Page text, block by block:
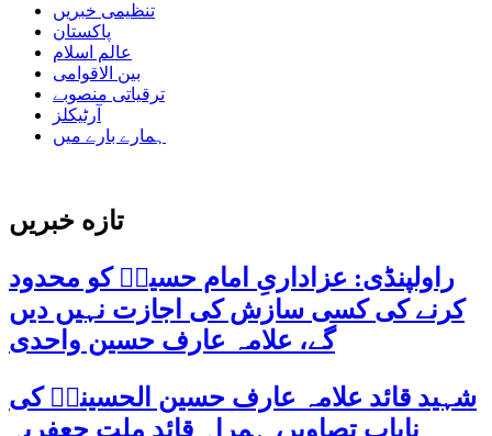
تنظیمی خبریں
پاکستان
عالم اسلام
بین الاقوامی
ترقیاتی منصوبے
آرٹیکلز
ہمارے بارے میں
تازه خبریں
راولپنڈی: عزاداریِ امام حسینؑ کو محدود
کرنے کی کسی سازش کی اجازت نہیں دیں
گے، علامہ عارف حسین واحدی
شہید قائد علامہ عارف حسین الحسینیؒ کی
نایاب تصاویر، ہمراہ قائد ملت جعفریہ